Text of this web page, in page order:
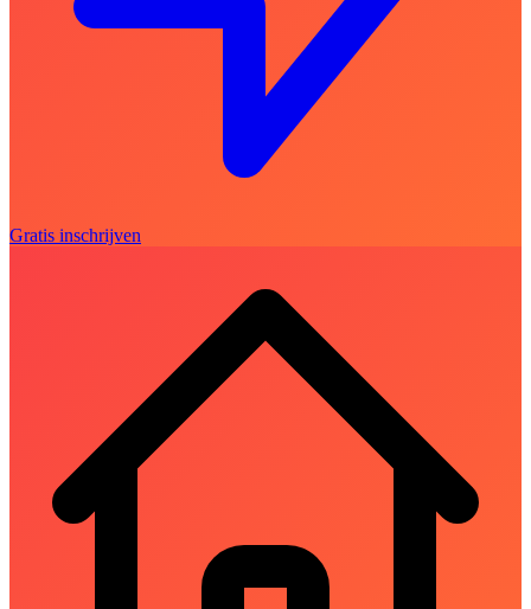
Gratis inschrijven